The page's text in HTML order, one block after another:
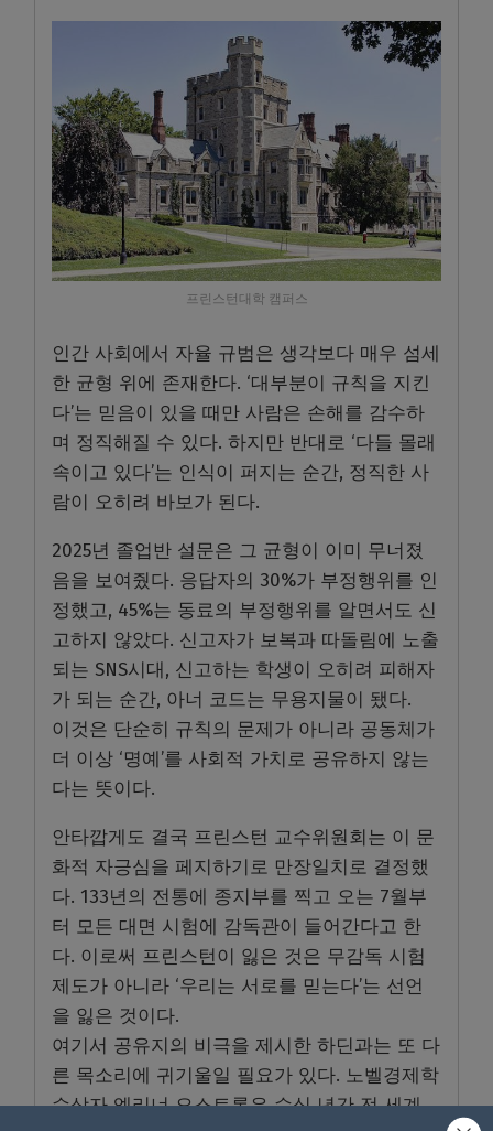
프린스턴대학 캠퍼스
인간 사회에서 자율 규범은 생각보다 매우 섬세
한 균형 위에 존재한다. ‘대부분이 규칙을 지킨
다’는 믿음이 있을 때만 사람은 손해를 감수하
며 정직해질 수 있다. 하지만 반대로 ‘다들 몰래
속이고 있다’는 인식이 퍼지는 순간, 정직한 사
람이 오히려 바보가 된다.
2025년 졸업반 설문은 그 균형이 이미 무너졌
음을 보여줬다. 응답자의 30%가 부정행위를 인
정했고, 45%는 동료의 부정행위를 알면서도 신
고하지 않았다. 신고자가 보복과 따돌림에 노출
되는 SNS시대, 신고하는 학생이 오히려 피해자
가 되는 순간, 아너 코드는 무용지물이 됐다.
이것은 단순히 규칙의 문제가 아니라 공동체가
더 이상 ‘명예’를 사회적 가치로 공유하지 않는
다는 뜻이다.
안타깝게도 결국 프린스턴 교수위원회는 이 문
화적 자긍심을 페지하기로 만장일치로 결정했
다. 133년의 전통에 종지부를 찍고 오는 7월부
터 모든 대면 시험에 감독관이 들어간다고 한
다. 이로써 프린스턴이 잃은 것은 무감독 시험
제도가 아니라 ‘우리는 서로를 믿는다’는 선언
을 잃은 것이다.
여기서 공유지의 비극을 제시한 하딘과는 또 다
른 목소리에 귀기울일 필요가 있다. 노벨경제학
수상자 엘리너 오스트롬은 수십 년간 전 세계